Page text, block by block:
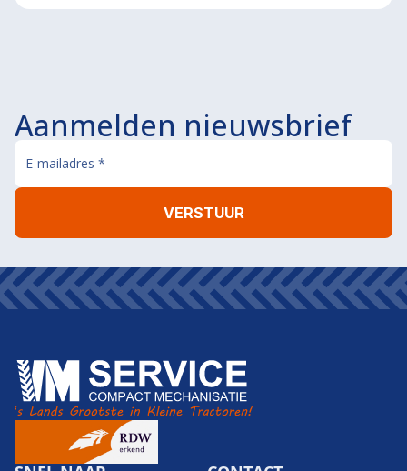
Aanmelden nieuwsbrief